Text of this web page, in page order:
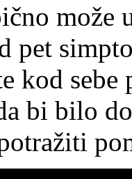
može
pet
kod sebe
bi bilo